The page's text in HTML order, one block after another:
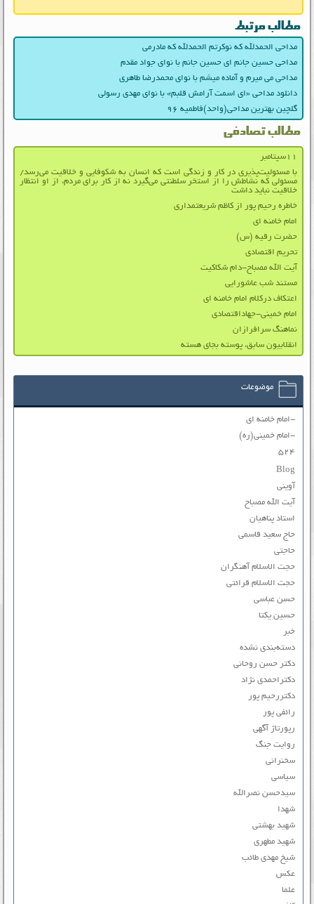
مطالب مرتبط
مداحی الحمدلله که نوکرتم الحمدلله که مادرمی
مداحی حسین جانم ای حسین جانم با نوای جواد مقدم
مداحی می میرم و آماده میشم با نوای محمدرضا طاهری
دانلود مداحی «ای اسمت آرامش قلبم» با نوای مهدی رسولی
گلچین بهترین مداحی(واحد)فاطمیه ۹۶
مطالب تصادفی
۱۱سپتامبر
با مسئولیت‌پذیری در کار و زندگی است که انسان به شکوفایی و خلاقیت می‌رسد/
مسئولی که نشاطش را از استخر سلطنتی می‌گیرد نه از کار برای مردم، از او انتظار
خلاقیت نباید داشت
خاطره رحیم پور از کاظم شریعتمداری
امام خامنه ای
حضرت رقیه (س)
تحریم اقتصادی
آیت الله مصباح-دام شکاکیت
مستند شب عاشورایی
اعتکاف درکلام امام خامنه ای
امام خمینی-جهاداقتصادی
نماهنگ سرافرازان
انقلابیون سابق، پوسته بجای هسته
موضوعات
-امام خامنه ای
-امام خمینی(ره)
۵۲۴
Blog
آوینی
آیت الله مصباح
استاد پناهیان
حاج سعید قاسمی
حاجتی
حجت الاسلام آهنگران
حجت الاسلام قرائتی
حسن عباسی
حسین یکتا
خبر
دسته‌بندی نشده
دکتر حسن روحانی
دکتراحمدی نژاد
دکتررحیم پور
رائفی پور
رپورتاژ آگهی
روایت جنگ
سخنرانی
سیاسی
سیدحسن نصرالله
شهدا
شهید بهشتی
شهید مطهری
شیخ مهدی طائب
عکس
علما